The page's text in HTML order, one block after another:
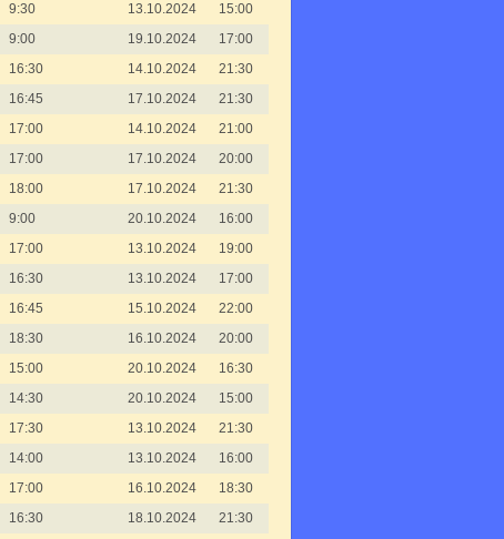
9:30 13.10.2024
15:00
9:00 19.10.2024
17:00
16:30 14.10.2024
21:30
16:45 17.10.2024
21:30
17:00 14.10.2024
21:00
17:00 17.10.2024
20:00
18:00 17.10.2024
21:30
9:00 20.10.2024
16:00
17:00 13.10.2024
19:00
16:30 13.10.2024
17:00
16:45 15.10.2024
22:00
18:30 16.10.2024
20:00
15:00 20.10.2024
16:30
14:30 20.10.2024
15:00
17:30 13.10.2024
21:30
14:00 13.10.2024
16:00
17:00 16.10.2024
18:30
16:30 18.10.2024
21:30